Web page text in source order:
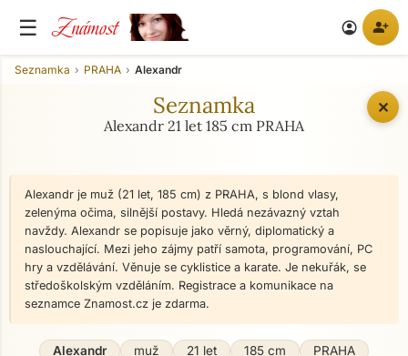
☰ Známost account_circle person_add
✕
Seznamka PRAHA Alexandr
Seznamka
Alexandr 21 let 185 cm PRAHA
Alexandr je muž (21 let, 185 cm) z PRAHA, s blond vlasy,
zelenýma očima, silnější postavy. Hledá nezávazný vztah
navždy. Alexandr se popisuje jako věrný, diplomatický a
naslouchající. Mezi jeho zájmy patří samota, programování, PC
hry a vzdělávání. Věnuje se cyklistice a karate. Je nekuřák, se
středoškolským vzděláním. Registrace a komunikace na
seznamce Znamost.cz je zdarma.
Alexandr muž 21 let 185 cm
PRAHA